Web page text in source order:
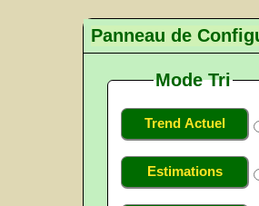
Panneau de
Mode Tri
Trend Actuel
Estimations